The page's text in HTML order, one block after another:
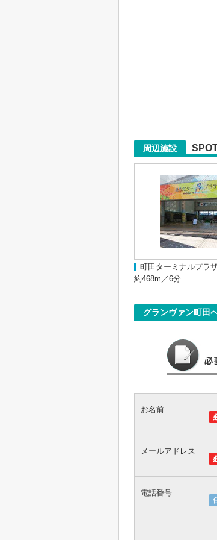
周辺施設
町田ターミナルプラ
約468m／6分
グランヴァン町田
お名前
メールアドレス
電話番号